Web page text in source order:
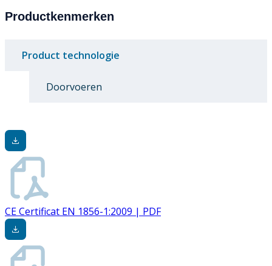
Productkenmerken
Product technologie
Doorvoeren
CE Certificat EN 1856-1:2009 | PDF